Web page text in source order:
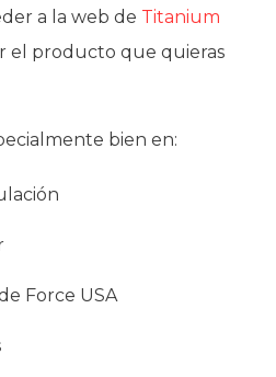
a la web de Titanium
el producto que quieras
bien en:
Force USA